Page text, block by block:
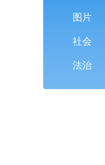
图片
社会
法治